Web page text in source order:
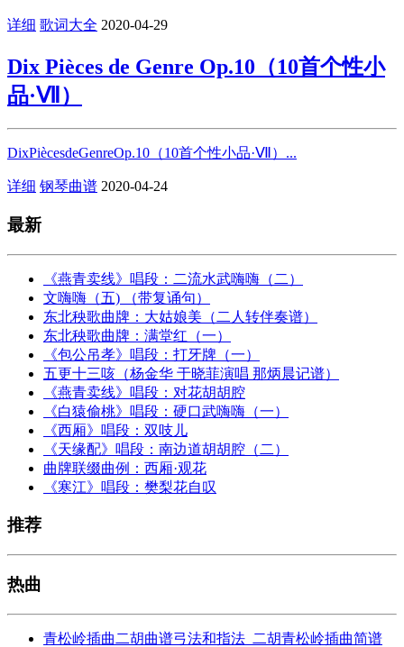
详细 歌词大全 2020-04-29
Dix Pièces de Genre Op.10（10首个性小
品·Ⅶ）
DixPiècesdeGenreOp.10（10首个性小品·Ⅶ）...
详细 钢琴曲谱 2020-04-24
最新
《燕青卖线》唱段：二流水武嗨嗨（二）
文嗨嗨（五) （带复诵句）
东北秧歌曲牌：大姑娘美（二人转伴奏谱）
东北秧歌曲牌：满堂红（一）
《包公吊孝》唱段：打牙牌（一）
五更十三咳（杨金华 于晓菲演唱 那炳晨记谱）
《燕青卖线》唱段：对花胡胡腔
《白猿偷桃》唱段：硬口武嗨嗨（一）
《西厢》唱段：双吱儿
《天缘配》唱段：南边道胡胡腔（二）
曲牌联缀曲例：西厢·观花
《寒江》唱段：樊梨花自叹
推荐
热曲
青松岭插曲二胡曲谱弓法和指法_二胡青松岭插曲简谱